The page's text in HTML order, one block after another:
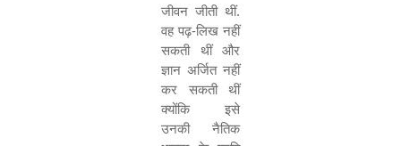
जीवन जीती थीं.
वह पढ़-लिख नहीं
सकती थीं और
ज्ञान अर्जित नहीं
कर सकती थीं
क्योंकि इसे
उनकी नैतिक